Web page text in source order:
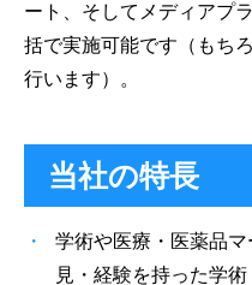
ート、そしてメディアプ
括で実施可能です（もち
行います）。
当社の特長
学術や医療・医薬品
見・経験を持った学